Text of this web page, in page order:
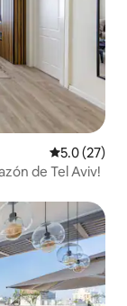
Calificación
5.0 (27)
de Tel Aviv!